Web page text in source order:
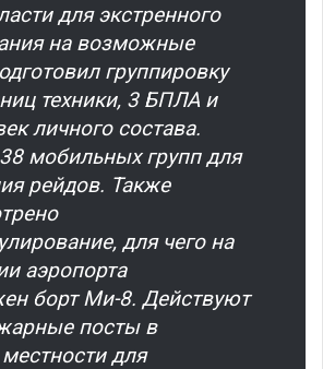
для экстренного
на возможные
группировку
техники, 3 БПЛА и
личного состава.
мобильных групп для
рейдов. Также
для чего на
аэропорта
борт Ми-8. Действуют
посты в
для